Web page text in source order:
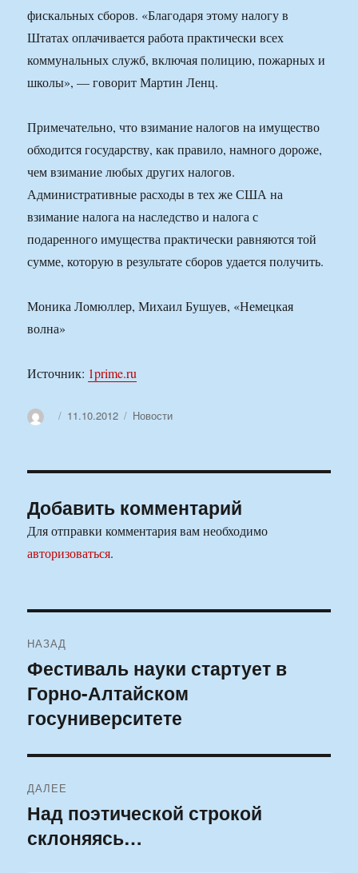
фискальных сборов. «Благодаря этому налогу в
Штатах оплачивается работа практически всех
коммунальных служб, включая полицию, пожарных и
школы», — говорит Мартин Ленц.
Примечательно, что взимание налогов на имущество
обходится государству, как правило, намного дороже,
чем взимание любых других налогов.
Административные расходы в тех же США на
взимание налога на наследство и налога с
подаренного имущества практически равняются той
сумме, которую в результате сборов удается получить.
Моника Ломюллер, Михаил Бушуев, «Немецкая
волна»
Источник: 1prime.ru
АвторОпубликовано
11.10.2012 Рубрики
Новости
Добавить комментарий
Для отправки комментария вам необходимо
авторизоваться.
по
записям
НАЗАД
Предыдущая
запись:
Фестиваль науки стартует в
Горно-Алтайском
госуниверситете
ДАЛЕЕ
Следующая
запись:
Над поэтической строкой
склоняясь…